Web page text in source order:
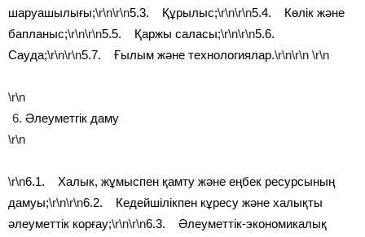
шаруашылығы;\r\n\r\n5.3. Құрылыс;\r\n\r\n5.4. Көлік және
бапланыс;\r\n\r\n5.5. Қаржы саласы;\r\n\r\n5.6.
Сауда;\r\n\r\n5.7. Ғылым және технологиялар.\r\n\r\n \r\n
\r\n
Әлеуметгік даму
\r\n
\r\n6.1. Халык, жұмыспен қамту және еңбек ресурсының
дамуы;\r\n\r\n6.2. Кедейшілікпен кұресу және халықты
әлеуметтік корғау;\r\n\r\n6.3. Әлеуметтік-экономикалық